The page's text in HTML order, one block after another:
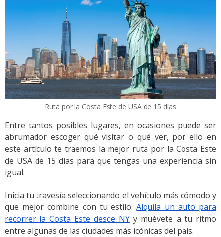
Ruta por la Costa Este de USA de 15 días
Entre tantos posibles lugares, en ocasiones puede ser
abrumador escoger qué visitar o qué ver, por ello en
este artículo te traemos la mejor ruta por la Costa Este
de USA de 15 días para que tengas una experiencia sin
igual.
Inicia tu travesía seleccionando el vehículo más cómodo y
que mejor combine con tu estilo.Alquila un auto para
recorrer la Costa Este desde NY y muévete a tu ritmo
entre algunas de las ciudades más icónicas del país.